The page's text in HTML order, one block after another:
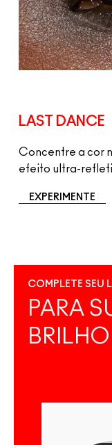
LAST DANCE
Concentre a cor
efeito ultra-
EXPERIMENTE
COMPLETE SEU
PARA